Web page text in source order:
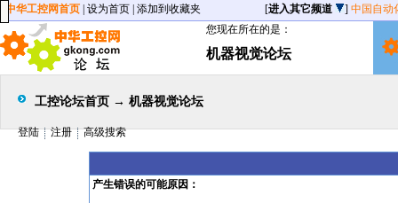
中华工控网首页 设为首页 添加到收藏夹 [进入其它频道 ] 中国自动
您现在所在的是：
机器视觉论坛
工控论坛首页 → 机器视觉论坛
登陆 注册 高级搜索
产生错误的可能原因：